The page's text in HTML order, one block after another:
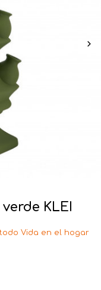
KLEI
Vida en el hogar